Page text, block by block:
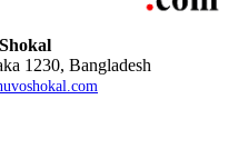
1230, Bangladesh